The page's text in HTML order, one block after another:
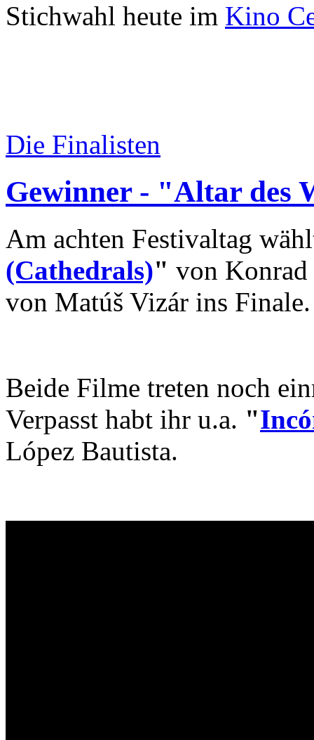
Stichwahl heute im Kino
Die Finalisten
Gewinner - "Altar des
Am achten Festivaltag
(Cathedrals)" von
von Matúš Vizár ins
Beide Filme treten noch
Verpasst habt ihr u.a. "
López Bautista.